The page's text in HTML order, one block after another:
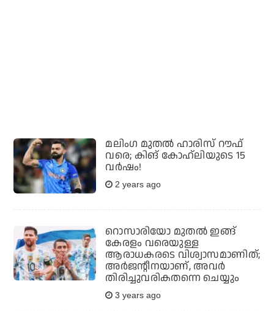
മലിംഗ മുതല്‍ ഹാരിസ് റൗഫ്
വരെ; കിങ് കോഹ്‌ലിയുടെ 15
വര്‍ഷം!
2 years ago
റൊസാരിയോ മുതല്‍ ഇങ്ങ്
കേരളം വരെയുള്ള
ആരാധകരടെ വിശ്വാസമാണിത്;
അര്‍ജന്റീനയാണ്, അവര്‍
തിരിച്ചുവരികതന്നെ ചെയ്യും
3 years ago